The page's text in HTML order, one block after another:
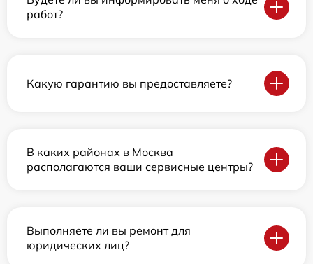
работ?
Какую гарантию вы предоставляете?
В каких районах в Москва
располагаются ваши сервисные центры?
Выполняете ли вы ремонт для
юридических лиц?